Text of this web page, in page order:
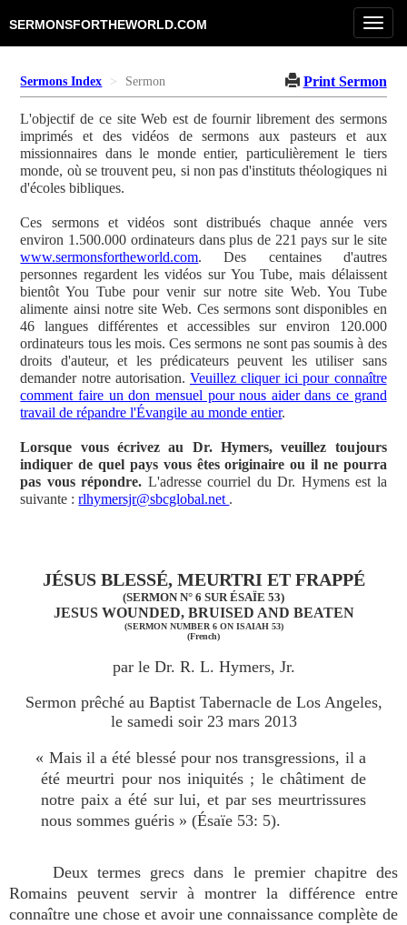
SERMONSFORTHEWORLD.COM
Sermons Index Sermon Print Sermon
L'objectif de ce site Web est de fournir librement des sermons
imprimés et des vidéos de sermons aux pasteurs et aux
missionnaires dans le monde entier, particulièrement le tiers
monde, où se trouvent peu, si non pas d'instituts théologiques ni
d'écoles bibliques.
Ces sermons et vidéos sont distribués chaque année vers
environ 1.500.000 ordinateurs dans plus de 221 pays sur le site
www.sermonsfortheworld.com. Des centaines d'autres
personnes regardent les vidéos sur You Tube, mais délaissent
bientôt You Tube pour venir sur notre site Web. You Tube
alimente ainsi notre site Web. Ces sermons sont disponibles en
46 langues différentes et accessibles sur environ 120.000
ordinateurs tous les mois. Ces sermons ne sont pas soumis à des
droits d'auteur, et les prédicateurs peuvent les utiliser sans
demander notre autorisation. Veuillez cliquer ici pour connaître
comment faire un don mensuel pour nous aider dans ce grand
travail de répandre l'Évangile au monde entier.
Lorsque vous écrivez au Dr. Hymers, veuillez toujours
indiquer de quel pays vous êtes originaire ou il ne pourra
pas vous répondre. L'adresse courriel du Dr. Hymens est la
suivante :rlhymersjr@sbcglobal.net .
JÉSUS BLESSÉ, MEURTRI ET FRAPPÉ
(SERMON N° 6 SUR ÉSAÏE 53)
JESUS WOUNDED, BRUISED AND BEATEN
(SERMON NUMBER 6 ON ISAIAH 53)
(French)
par le Dr. R. L. Hymers, Jr.
Sermon prêché au Baptist Tabernacle de Los Angeles,
le samedi soir 23 mars 2013
« Mais il a été blessé pour nos transgressions, il a
été meurtri pour nos iniquités ; le châtiment de
notre paix a été sur lui, et par ses meurtrissures
nous sommes guéris » (Ésaïe 53: 5).
Deux termes grecs dans le premier chapitre des
Romains peuvent servir à montrer la différence entre
connaître une chose et avoir une connaissance complète de